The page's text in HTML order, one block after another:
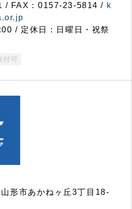
/ FAX：0157-23-5814 / k
/ 定休日：日曜日・祝祭
付可
形市あかねヶ丘3丁目18-